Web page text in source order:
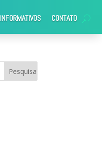
INFORMATIVOS CONTATO